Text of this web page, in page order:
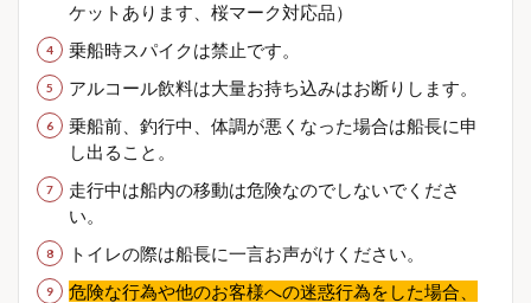
ケットあります、桜マーク対応品）
乗船時スパイクは禁止です。
アルコール飲料は大量お持ち込みはお断りします。
乗船前、釣行中、体調が悪くなった場合は船長に申
し出ること。
走行中は船内の移動は危険なのでしないでくださ
い。
トイレの際は船長に一言お声がけください。
危険な行為や他のお客様への迷惑行為をした場合、